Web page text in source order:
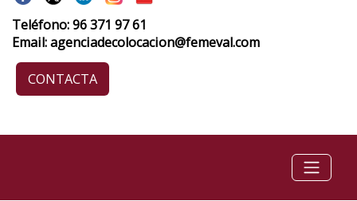
Teléfono: 96 371 97 61
Email: agenciadecolocacion@femeval.com
CONTACTA